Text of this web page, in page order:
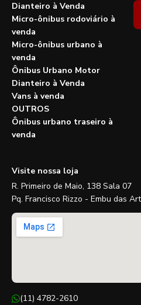
Dianteiro à Venda
Micro-ônibus rodoviário à
venda
Micro-ônibus urbano à
venda
Ônibus Urbano Motor
Dianteiro à Venda
Vans à venda
OUTROS
Ônibus urbano traseiro à
venda
Visite nossa loja
R. Primeiro de Maio, 138 Sala 07
Pq. Francisco Rizzo - Embu das
(11) 4782-2610